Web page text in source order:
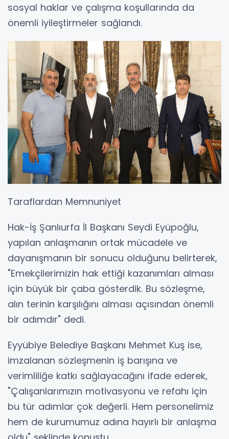
sosyal haklar ve çalışma koşullarında da
önemli iyileştirmeler sağlandı.
Taraflardan Memnuniyet
Hak-İş Şanlıurfa İl Başkanı Seydi Eyüpoğlu,
yapılan anlaşmanın ortak mücadele ve
dayanışmanın bir sonucu olduğunu belirterek,
"Emekçilerimizin hak ettiği kazanımları alması
için büyük bir çaba gösterdik. Bu sözleşme,
alın terinin karşılığını alması açısından önemli
bir adımdır" dedi.
Eyyübiye Belediye Başkanı Mehmet Kuş ise,
imzalanan sözleşmenin iş barışına ve
verimliliğe katkı sağlayacağını ifade ederek,
"Çalışanlarımızın motivasyonu ve refahı için
bu tür adımlar çok değerli. Hem personelimiz
hem de kurumumuz adına hayırlı bir anlaşma